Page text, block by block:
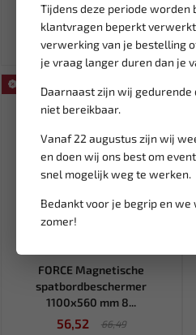
Tijdens deze periode worden
klantvragen beperkt
verwerking van je bestelling
je vraag langer duren dan je
Daarnaast zijn wij
niet bereikbaar.
Vanaf 22 augustus zijn wij
en doen wij ons best om
snel mogelijk weg te werken.
Bedankt voor je begrip en we
zomer!
Ex. btw: € 59,42
FORCE Magnetische
spatbordbeschermer
1100x560 mm 8...
56,52
66,49